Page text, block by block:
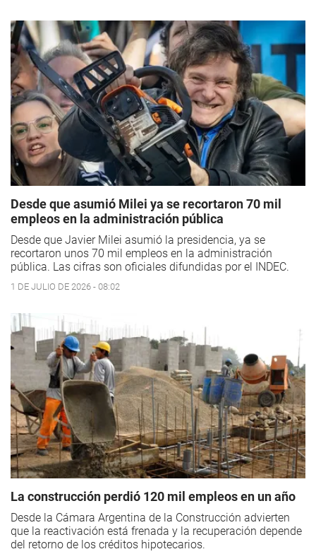
Desde que asumió Milei ya se recortaron 70 mil
empleos en la administración pública
Desde que Javier Milei asumió la presidencia, ya se
recortaron unos 70 mil empleos en la administración
pública. Las cifras son oficiales difundidas por el INDEC.
1 DE JULIO DE 2026 - 08:02
La construcción perdió 120 mil empleos en un año
Desde la Cámara Argentina de la Construcción advierten
que la reactivación está frenada y la recuperación depende
del retorno de los créditos hipotecarios.